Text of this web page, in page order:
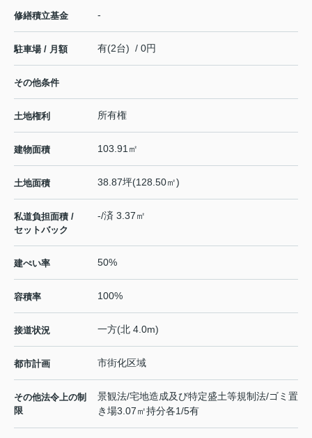
修繕積立基金 -
駐車場 / 月額 有(2台) / 0円
その他条件
土地権利 所有権
建物面積 103.91㎡
土地面積 38.87坪(128.50㎡)
私道負担面積 /
セットバック
-/済 3.37㎡
建ぺい率 50%
容積率 100%
接道状況 一方(北 4.0m)
都市計画 市街化区域
その他法令上の制
限
景観法/宅地造成及び特定盛土等規制法/ゴミ置
き場3.07㎡持分各1/5有